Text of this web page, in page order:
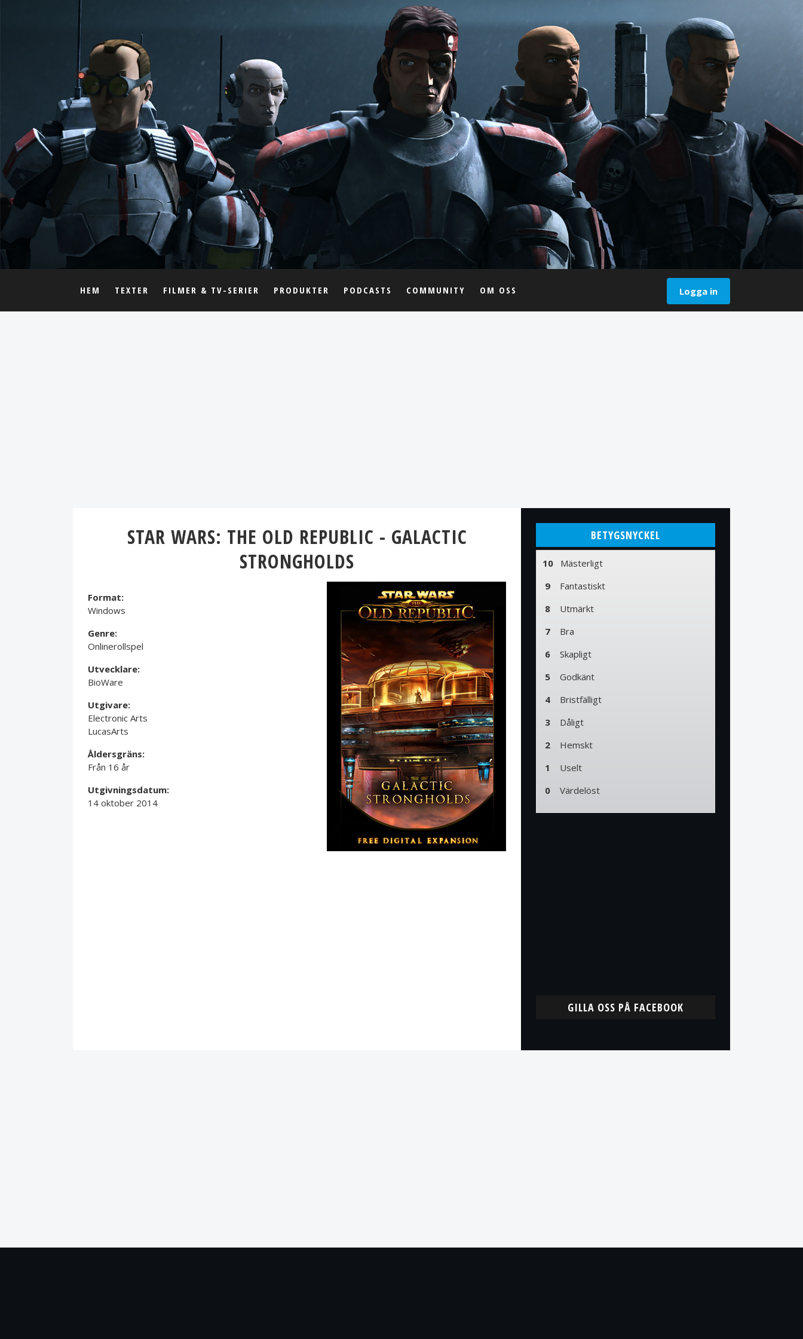
Logga in
HEM TEXTER FILMER & TV-SERIER PRODUKTER PODCASTS COMMUNITY OM OSS
STAR WARS: THE OLD REPUBLIC - GALACTIC
STRONGHOLDS
Format:
Windows
Genre:
Onlinerollspel
Utvecklare:
BioWare
Utgivare:
Electronic Arts
LucasArts
Åldersgräns:
Från 16 år
Utgivningsdatum:
14 oktober 2014
BETYGSNYCKEL
10 Mästerligt
9 Fantastiskt
8 Utmärkt
7 Bra
6 Skapligt
5 Godkänt
4 Bristfälligt
3 Dåligt
2 Hemskt
1 Uselt
0 Värdelöst
GILLA OSS PÅ FACEBOOK